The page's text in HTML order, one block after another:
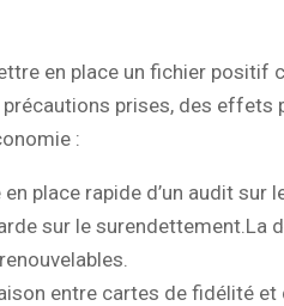
en place un fichier positif
prises, des effets
:
en place rapide d’un audit
sur le surendettement.La
entre cartes de fidélité et